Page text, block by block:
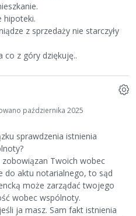
hipoteki.
z sprzedaży nie starczyły
z góry dziękuję..
października 2025
sprawdzenia istnienia
Twoich wobec
do aktu notarialnego, to sąd
może zarządać twojego
wobec wspólnoty.
ja masz. Sam fakt istnienia